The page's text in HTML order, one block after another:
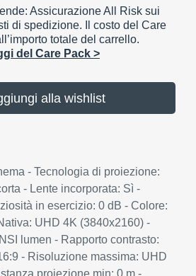
Assicurazione All Risk sui
di spedizione. Il costo del Care
totale del carrello.
del Care Pack >
alla wishlist
- Tecnologia di proiezione:
- Lente incorporata: Sì -
in esercizio: 0 dB - Colore:
UHD 4K (3840x2160) -
lumen - Rapporto contrasto:
- Risoluzione massima: UHD
proiezione min: 0 m -